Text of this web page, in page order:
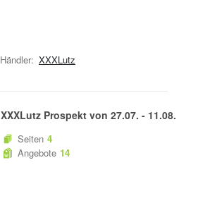
Händler: XXXLutz
XXXLutz Prospekt von 27.07. - 11.08.
Seiten 4
Angebote 14